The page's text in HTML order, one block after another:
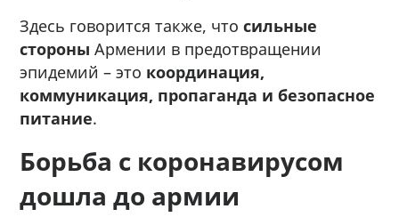
Здесь говорится также, чтосильные
стороны Армении в предотвращении
эпидемий – это координация,
коммуникация, пропаганда и безопасное
питание.
Борьба с коронавирусом
дошла до армии